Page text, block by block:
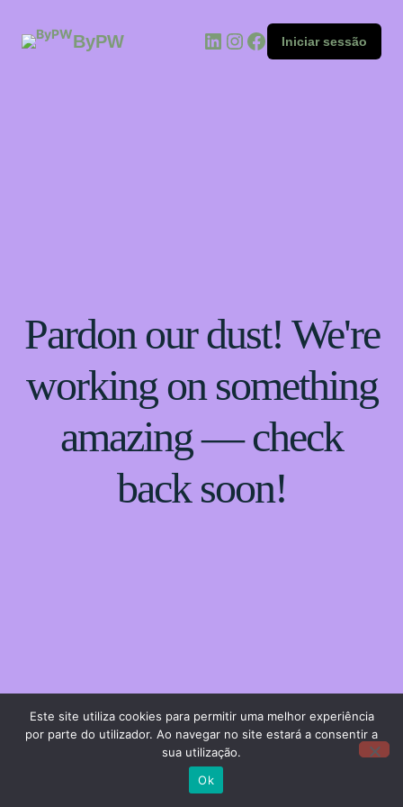
ByPW Iniciar sessão
Pardon our dust! We're
working on something
amazing — check
back soon!
Este site utiliza cookies para permitir uma melhor experiência
por parte do utilizador. Ao navegar no site estará a consentir a
sua utilização.
Ok